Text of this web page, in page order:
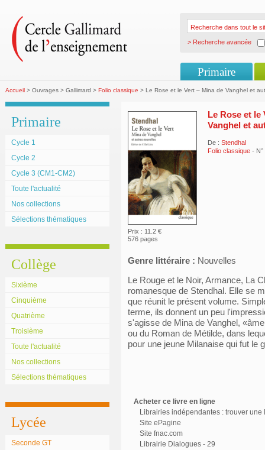
> Recherche avancée
Primaire
Accueil > Ouvrages > Gallimard > Folio classique > Le Rose et le Vert – Mina de Vanghel et
Primaire
Cycle 1
Cycle 2
Cycle 3 (CM1-CM2)
Toute l'actualité
Nos collections
Sélections thématiques
Collège
Sixième
Cinquième
Quatrième
Troisième
Toute l'actualité
Nos collections
Sélections thématiques
Lycée
Seconde GT
Prix : 11.2 €
576 pages
Le Rose et le
Vanghel et
De : Stendhal
Folio classique - N°
Genre littéraire : Nouvelles
Le Rouge et le Noir, Armance, La
romanesque de Stendhal. Elle se
que réunit le présent volume.
terme, ils donnent un peu
s'agisse de Mina de Vanghel,
ou du Roman de Métilde, dans
pour une jeune Milanaise qui fut le
Acheter ce livre en ligne
Librairies indépendantes : trouver une
Site ePagine
Site fnac.com
Librairie Dialogues - 29